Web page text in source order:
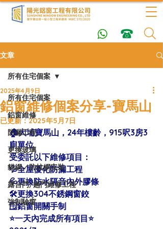
文章
所有住宅個案
鋁窗維修
防漏工程
更換玻璃
貓網／防蚊網安裝
露台門/趟門維修工程
強制驗窗
所有住宅個案
鋁窗維修個案分享-寶馬山
2025年4月9日
已更新：2025年5月7日
🏠大埔寶馬山，24年樓齡，915呎3房3
廁單位
受委託以下維修項目：
💦全屋優化防漏工程
💦更換防水隔音內外膠條
🛠更換304不銹鋼窗鉸
🪟鋁窗開關手制
⭐️一天內完成所有項目⭐️